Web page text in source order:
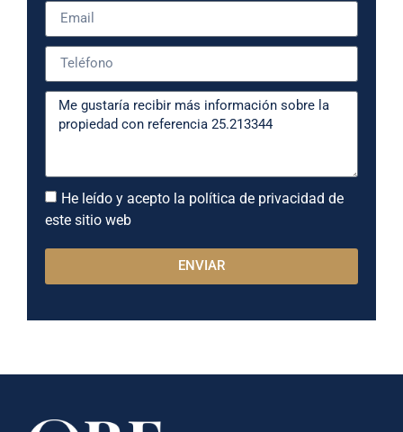
He leído y acepto la política de privacidad de
este sitio web
ENVIAR